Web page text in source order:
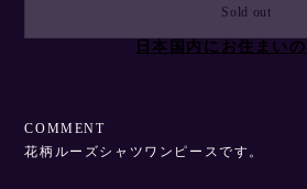
Sold out
日本国内にお住まい
COMMENT
花柄ルーズシャツワンピースです。